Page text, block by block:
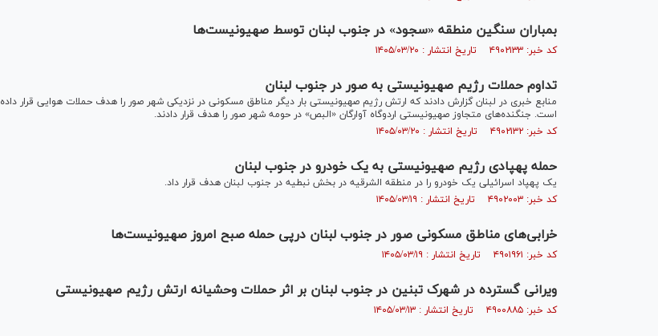
بمباران سنگین منطقه «سجود» در جنوب لبنان توسط صهیونیست‌‌ها
کد خبر: ۴۹۰۲۱۳۳ تاریخ انتشار : ۱۴۰۵/۰۳/۲۰
تداوم حملات رژیم صهیونیستی به صور در جنوب لبنان
منابع خبری در لبنان گزارش دادند که ارتش رژیم صهیونیستی بار دیگر مناطق مسکونی در نزدیکی شهر صور را هدف حملات هوایی قرار داده
است. جنگنده‌های متجاوز صهیونیستی اردوگاه آوارگان «البص» در حومه شهر صور را هدف قرار دادند.
کد خبر: ۴۹۰۲۱۳۲ تاریخ انتشار : ۱۴۰۵/۰۳/۲۰
حمله پهپادی رژیم صهیونیستی به یک خودرو در جنوب لبنان
یک پهپاد اسرائیلی یک خودرو را در منطقه الشرقیه در بخش نبطیه در جنوب لبنان هدف قرار داد.
کد خبر: ۴۹۰۲۰۰۳ تاریخ انتشار : ۱۴۰۵/۰۳/۱۹
خرابی‌های مناطق مسکونی صور در جنوب لبنان درپی حمله صبح امروز صهیونیست‌ها
کد خبر: ۴۹۰۱۹۶۱ تاریخ انتشار : ۱۴۰۵/۰۳/۱۹
ویرانی گسترده در شهرک تبنین در جنوب لبنان بر اثر حملات وحشیانه ارتش رژیم صهیونیستی
کد خبر: ۴۹۰۰۸۸۵ تاریخ انتشار : ۱۴۰۵/۰۳/۱۳